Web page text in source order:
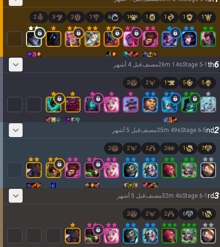
1
1
1
1
1
6
1
2
3
2
6
th
Stage 5-1
26m 14s مصنف قبل 4 أشهر
5
5
1
2
2
2
nd
Stage 6-5
35m 49s مصنف قبل 5 أشهر
7
1
2
2
2
2
3
rd
Stage 6-1
32m 4s مصنف قبل 5 أشهر
1
6
2
2
2